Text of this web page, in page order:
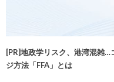
[PR]地政学リスク、港湾混雑…
ジ方法「FFA」とは